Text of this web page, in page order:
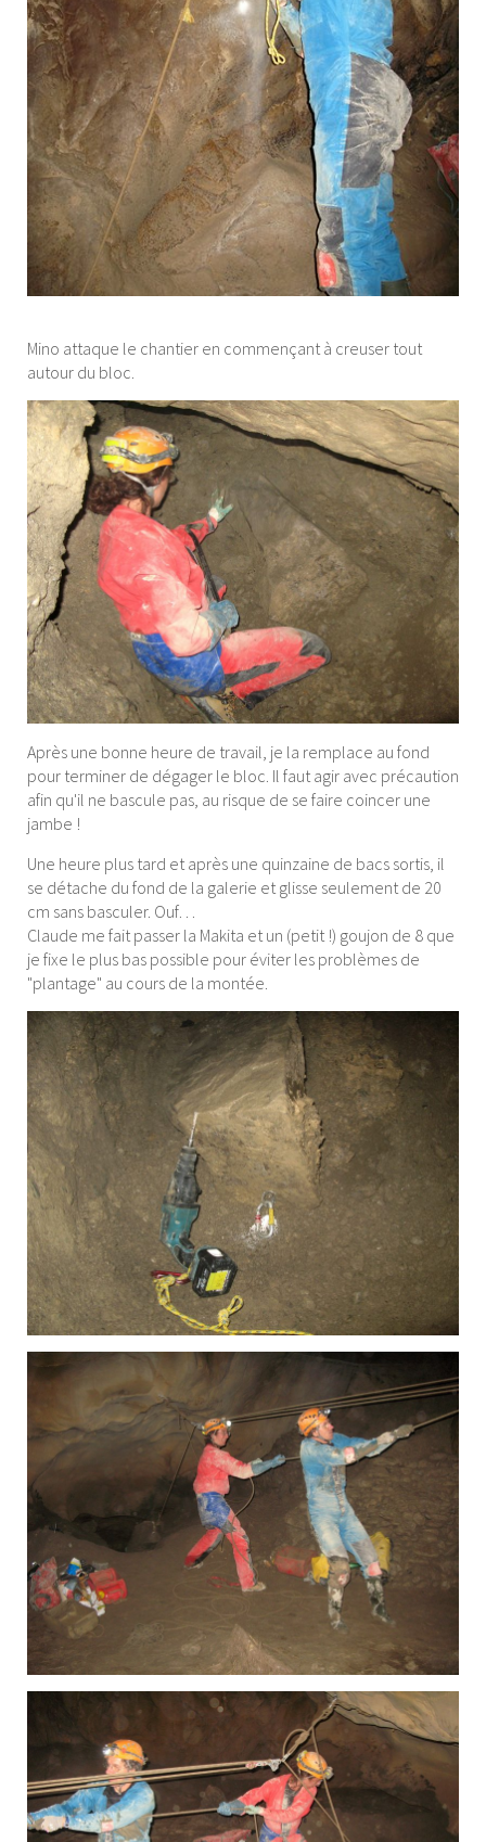
Mino attaque le chantier en commençant à creuser tout
autour du bloc.
Après une bonne heure de travail, je la remplace au fond
pour terminer de dégager le bloc. Il faut agir avec précaution
afin qu'il ne bascule pas, au risque de se faire coincer une
jambe !
Une heure plus tard et après une quinzaine de bacs sortis, il
se détache du fond de la galerie et glisse seulement de 20
cm sans basculer. Ouf…
Claude me fait passer la Makita et un (petit !) goujon de 8 que
je fixe le plus bas possible pour éviter les problèmes de
"plantage" au cours de la montée.